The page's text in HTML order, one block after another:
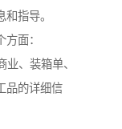
指导。
面：
、装箱单、
品的详细信